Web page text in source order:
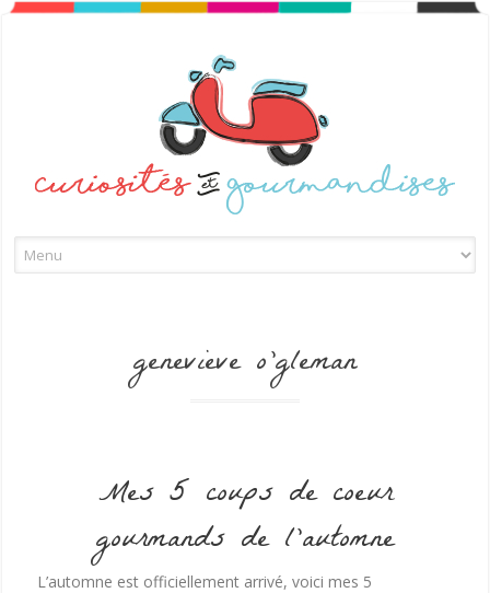
genevieve o’gleman
Mes 5 coups de coeur
gourmands de l’automne
L’automne est officiellement arrivé, voici mes 5